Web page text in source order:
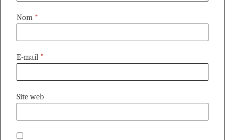
Nom *
E-mail *
Site web